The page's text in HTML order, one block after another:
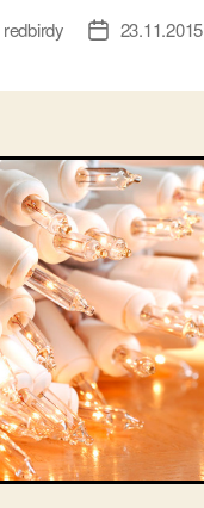
redbirdy
Дата23.11.2015